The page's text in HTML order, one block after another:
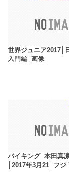
世界ジュニア2017│
入門編│画像
バイキング│本田真
│2017年3月21│フジ